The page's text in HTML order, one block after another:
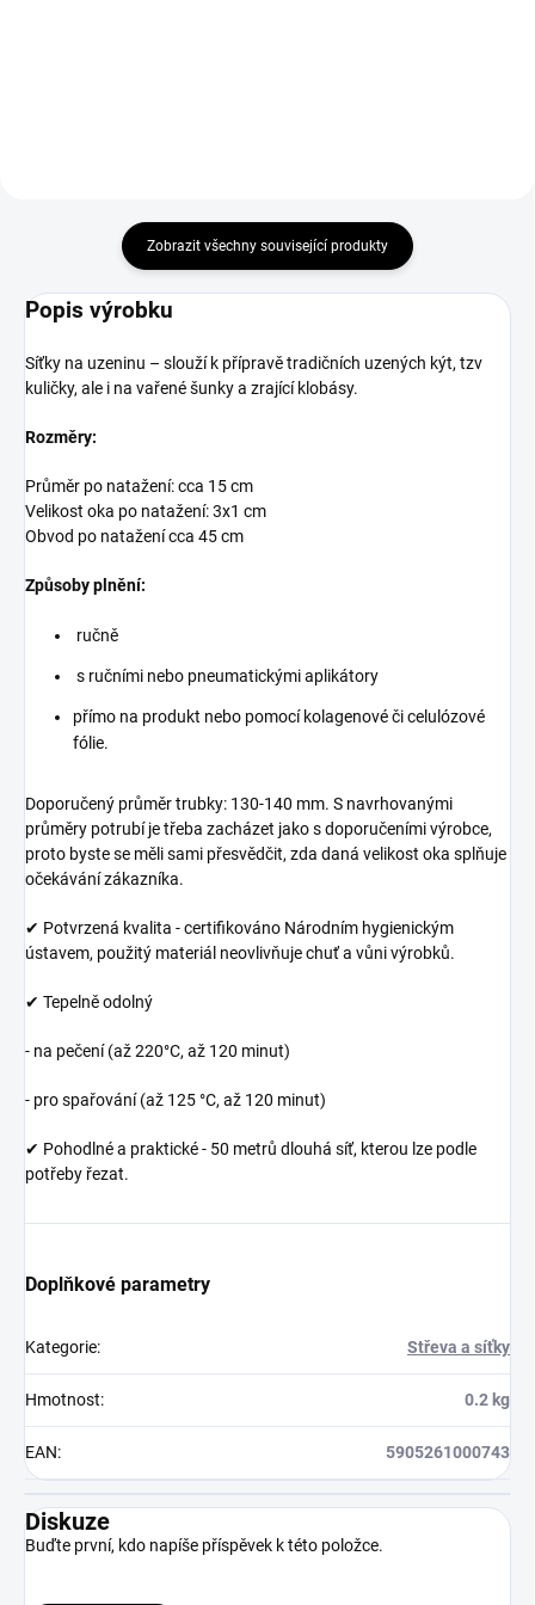
Zobrazit všechny související produkty
Popis výrobku
Síťky na uzeninu – slouží k přípravě tradičních uzených kýt, tzv
kuličky, ale i na vařené šunky a zrající klobásy.
Rozměry:
Průměr po natažení: cca 15 cm
Velikost oka po natažení: 3x1 cm
Obvod po natažení cca 45 cm
Způsoby plnění:
ručně
s ručními nebo pneumatickými aplikátory
přímo na produkt nebo pomocí kolagenové či celulózové
fólie.
Doporučený průměr trubky: 130-140 mm. S navrhovanými
průměry potrubí je třeba zacházet jako s doporučeními výrobce,
proto byste se měli sami přesvědčit, zda daná velikost oka splňuje
očekávání zákazníka.
✔ Potvrzená kvalita - certifikováno Národním hygienickým
ústavem, použitý materiál neovlivňuje chuť a vůni výrobků.
✔ Tepelně odolný
- na pečení (až 220°C, až 120 minut)
- pro spařování (až 125 °C, až 120 minut)
✔ Pohodlné a praktické - 50 metrů dlouhá síť, kterou lze podle
potřeby řezat.
Doplňkové parametry
Kategorie: Střeva a síťky
Hmotnost: 0.2 kg
EAN: 5905261000743
Diskuze
Buďte první, kdo napíše příspěvek k této položce.